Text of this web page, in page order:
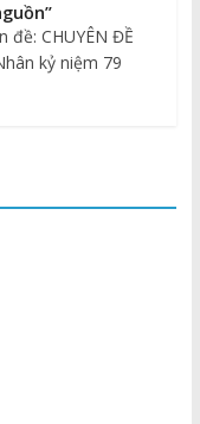
đề: CHUYÊN ĐỀ
kỷ niệm 79